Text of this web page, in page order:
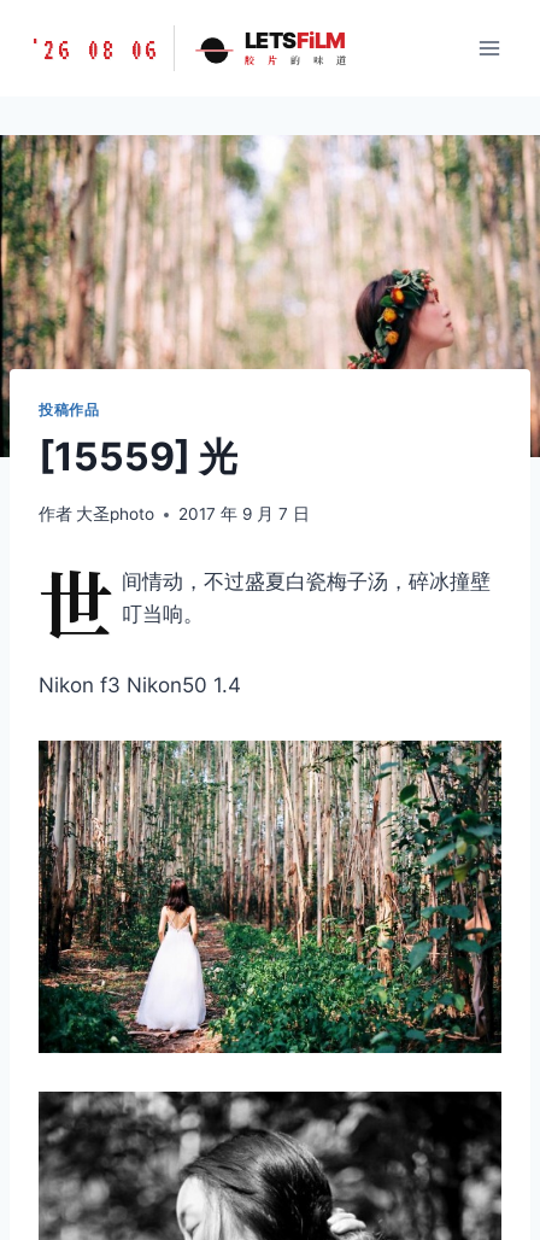
胶
味
道
LETSFILM
'26 08 06 LETSFiLM
胶 片 的 味 道
投稿作品
[15559] 光
作者 大圣photo 2017 年 9 月 7 日
世 间情动，不过盛夏白瓷梅子汤，碎冰撞壁
叮当响。
Nikon f3 Nikon50 1.4